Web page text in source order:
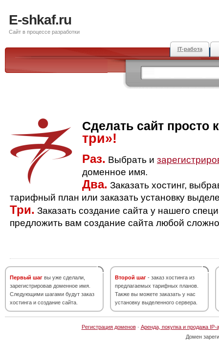
E-shkaf.ru
Сайт в процессе разработки
IT-работа
Сделать сайт просто
три»!
Раз. Выбрать и
доменное имя.
Два. Заказать хостинг,
тарифный план или заказать установку
Три. Заказать создание сайта у нашего
предложить вам создание сайта любой
Первый шаг вы уже сделали,
зарегистрировав доменное имя.
Следующими шагами будут заказ
хостинга и создание сайта.
Второй шаг - заказ хостинга из
предлагаемых тарифных планов.
Также вы можете заказать у нас
установку выделенного сервера.
Регистрация доменов· Аренда, покупка и продажа IP-
Домен